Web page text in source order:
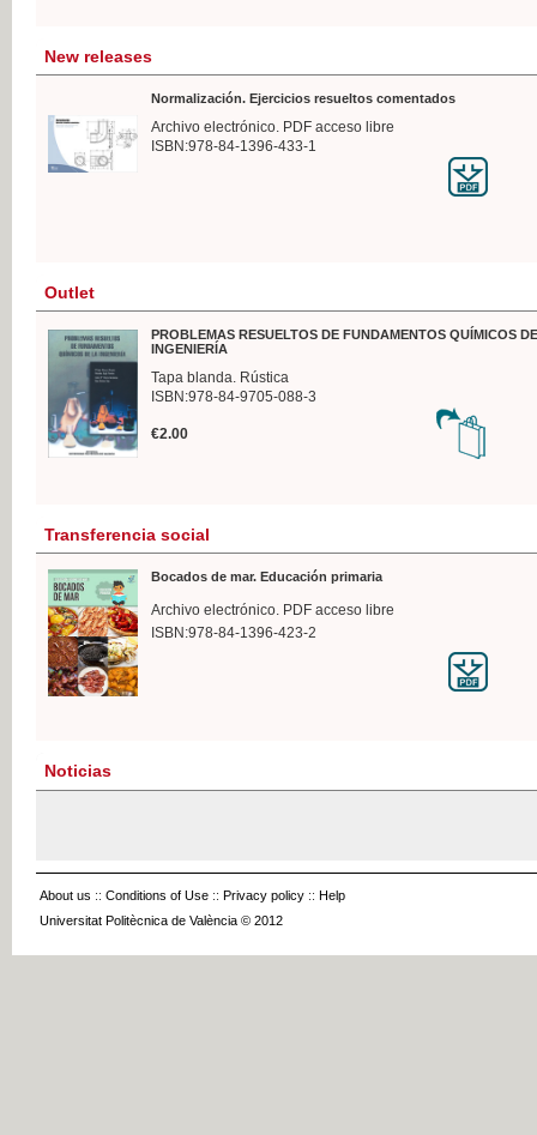
New releases
Normalización. Ejercicios resueltos comentados
Archivo electrónico. PDF acceso libre
ISBN:978-84-1396-433-1
Outlet
PROBLEMAS RESUELTOS DE FUNDAMENTOS QUÍMICOS
INGENIERÍA
Tapa blanda. Rústica
ISBN:978-84-9705-088-3
€2.00
Transferencia social
Bocados de mar. Educación primaria
Archivo electrónico. PDF acceso libre
ISBN:978-84-1396-423-2
Noticias
About us :: Conditions of Use :: Privacy policy :: Help
Universitat Politècnica de València © 2012